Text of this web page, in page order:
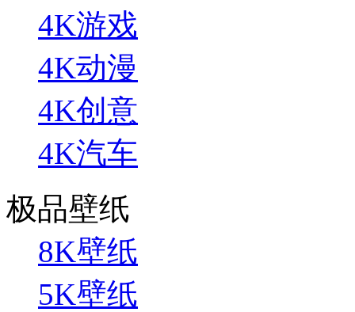
4K游戏
4K动漫
4K创意
4K汽车
极品壁纸
8K壁纸
5K壁纸